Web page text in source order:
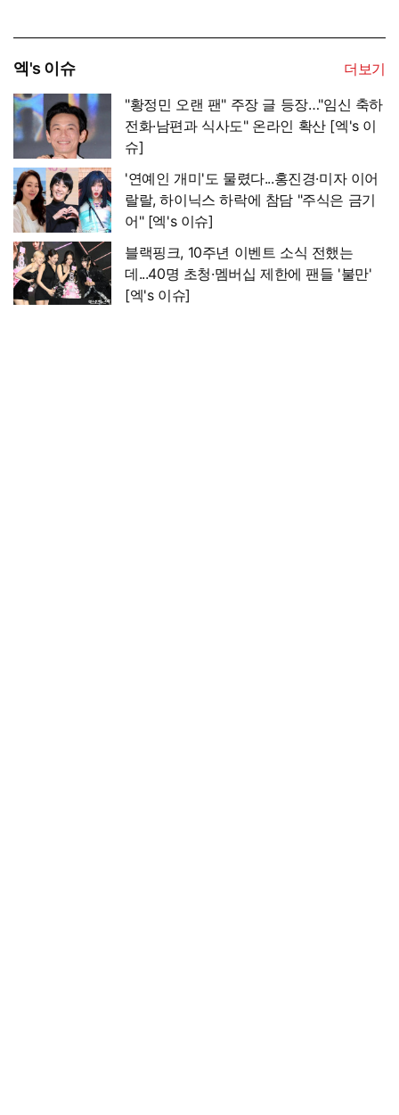
엑's 이슈
더보기
"황정민 오랜 팬" 주장 글 등장…"임신 축하
전화·남편과 식사도" 온라인 확산 [엑's 이
슈]
'연예인 개미'도 물렸다...홍진경·미자 이어
랄랄, 하이닉스 하락에 참담 "주식은 금기
어" [엑's 이슈]
블랙핑크, 10주년 이벤트 소식 전했는
데...40명 초청·멤버십 제한에 팬들 '불만'
[엑's 이슈]